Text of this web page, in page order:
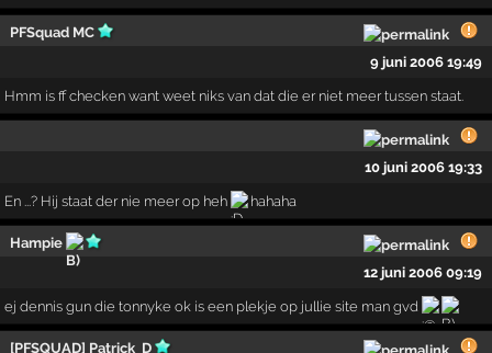
PFSquad MC
9 juni 2006 19:49
Hmm is ff checken want weet niks van dat die er niet meer tussen staat.
10 juni 2006 19:33
En ...? Hij staat der nie meer op heh hahaha
Hampie
12 juni 2006 09:19
ej dennis gun die tonnyke ok is een plekje op jullie site man gvd
[PFSQUAD] Patrick_D